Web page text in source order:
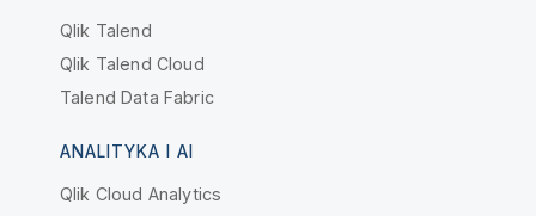
Qlik Talend
Qlik Talend Cloud
Talend Data Fabric
ANALITYKA I AI
Qlik Cloud Analytics